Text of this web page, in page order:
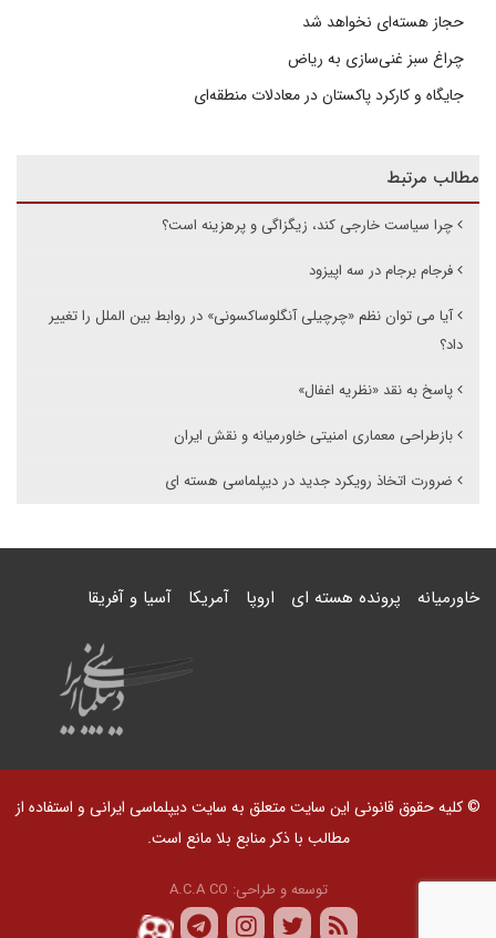
حجاز هسته‌ای نخواهد شد
چراغ سبز غنی‌سازی به ریاض
جایگاه و کارکرد پاکستان در معادلات منطقه‌ای
مطالب مرتبط
چرا سیاست خارجی کند، زیگزاگی و پرهزینه است؟
فرجام برجام در سه اپیزود
آیا می توان نظم «چرچیلی آنگلوساکسونی» در روابط بین الملل را تغییر
داد؟
پاسخ به نقد «نظریه اغفال»
بازطراحی معماری امنیتی خاورمیانه و نقش ایران
ضرورت اتخاذ رویکرد جدید در دیپلماسی هسته ای
خاورمیانه پرونده هسته ای اروپا آمریکا آسیا و آفریقا
© کلیه حقوق قانونی این سایت متعلق به سایت دیپلماسی ایرانی و استفاده از
مطالب با ذکر منابع بلا مانع است.
توسعه و طراحی: A.C.A CO